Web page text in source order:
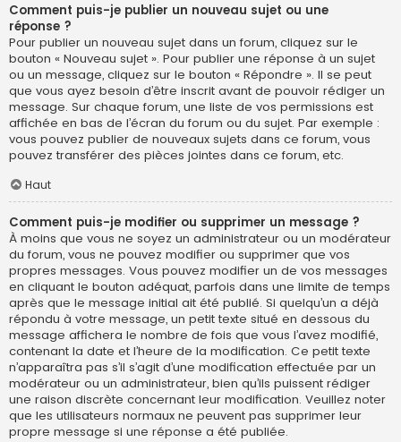
Comment puis-je publier un nouveau sujet ou une
réponse ?
Pour publier un nouveau sujet dans un forum, cliquez sur le
bouton « Nouveau sujet ». Pour publier une réponse à un sujet
ou un message, cliquez sur le bouton « Répondre ». Il se peut
que vous ayez besoin d’être inscrit avant de pouvoir rédiger un
message. Sur chaque forum, une liste de vos permissions est
affichée en bas de l’écran du forum ou du sujet. Par exemple :
vous pouvez publier de nouveaux sujets dans ce forum, vous
pouvez transférer des pièces jointes dans ce forum, etc.
Haut
Comment puis-je modifier ou supprimer un message ?
À moins que vous ne soyez un administrateur ou un modérateur
du forum, vous ne pouvez modifier ou supprimer que vos
propres messages. Vous pouvez modifier un de vos messages
en cliquant le bouton adéquat, parfois dans une limite de temps
après que le message initial ait été publié. Si quelqu’un a déjà
répondu à votre message, un petit texte situé en dessous du
message affichera le nombre de fois que vous l’avez modifié,
contenant la date et l’heure de la modification. Ce petit texte
n’apparaîtra pas s’il s’agit d’une modification effectuée par un
modérateur ou un administrateur, bien qu’ils puissent rédiger
une raison discrète concernant leur modification. Veuillez noter
que les utilisateurs normaux ne peuvent pas supprimer leur
propre message si une réponse a été publiée.